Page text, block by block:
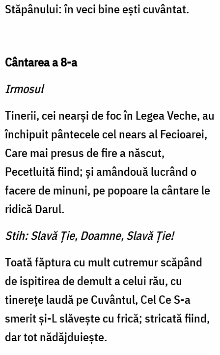
Stăpânului: în veci bine eşti cuvântat.
Cântarea a 8-a
Irmosul
Tinerii, cei nearşi de foc în Legea Veche, au
închipuit pântecele cel nears al Fecioarei,
Care mai presus de fire a născut,
Pecetluită fiind; şi amândouă lucrând o
facere de minuni, pe popoare la cântare le
ridică Darul.
Stih: Slavă Ţie, Doamne, Slavă Ţie!
Toată făptura cu mult cutremur scăpând
de ispitirea de demult a celui rău, cu
tinereţe laudă pe Cuvântul, Cel Ce S-a
smerit şi-L slăveşte cu frică; stricată fiind,
dar tot nădăjduieşte.